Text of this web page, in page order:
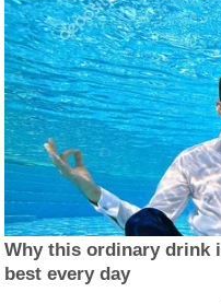
Why this ordinary drink
best every day